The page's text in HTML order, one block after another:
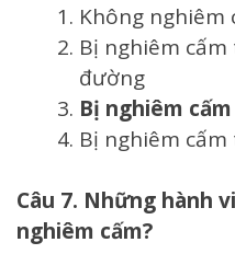
Không nghiêm
Bị nghiêm
đường
Bị nghiêm cấm
Bị nghiêm
Câu 7. Những hành
nghiêm cấm?